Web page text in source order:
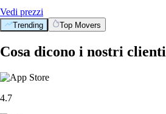
Vedi prezzi
Trending Top Movers
Cosa dicono i nostri clienti
4.7